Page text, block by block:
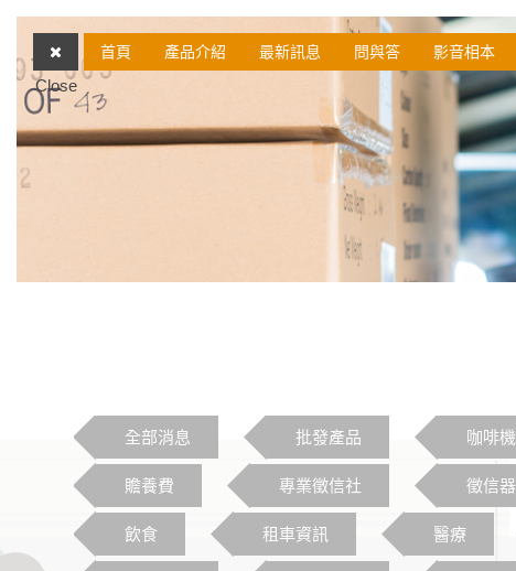
Close
首頁 產品介紹 最新訊息 問與答 影音相本
全部消息 批發產品 咖啡
贍養費 專業徵信社 徵信
飲食 租車資訊 醫療